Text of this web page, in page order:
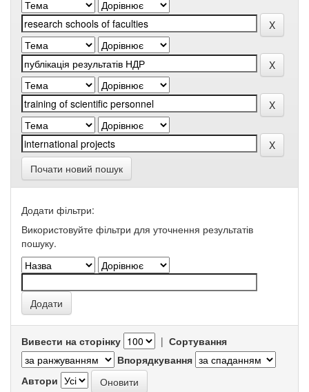
Почати новий пошук
Додати фільтри:
Використовуйте фільтри для уточнення результатів
пошуку.
Вивести на сторінку | Сортування
Впорядкування
Автори